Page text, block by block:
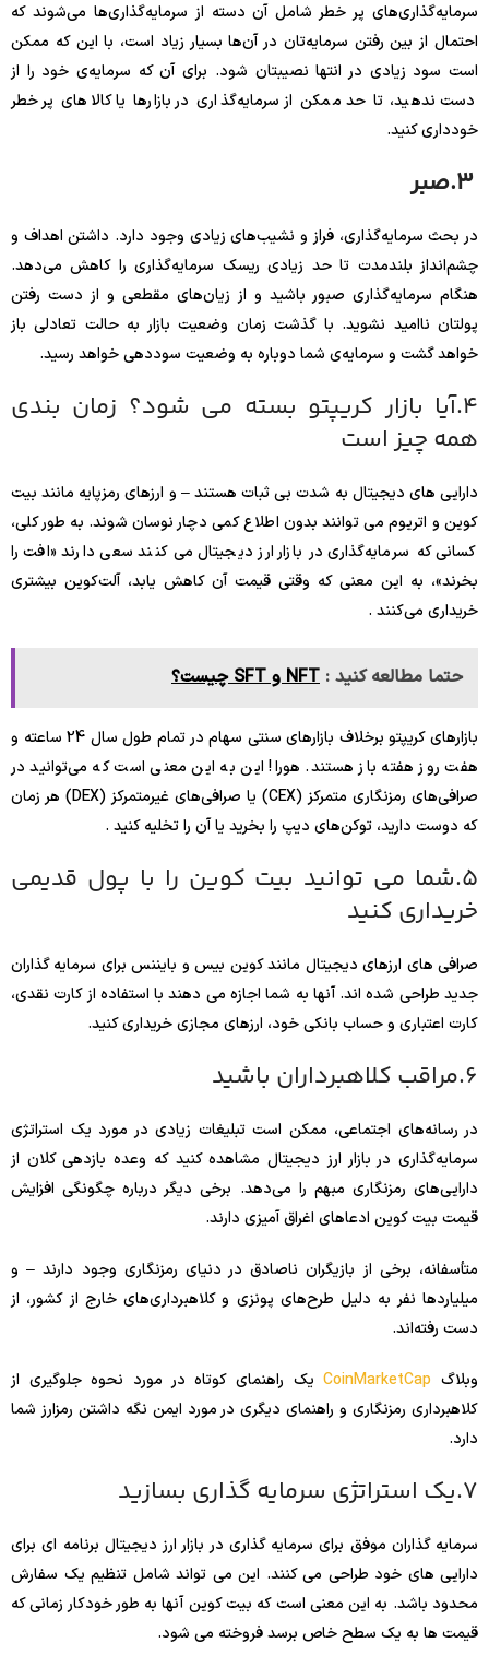
سرمایه‌گذاری‌های پر خطر شامل آن دسته از سرمایه‌گذاری‌ها می‌شوند که
احتمال از بین رفتن سرمایه‌تان در آن‌ها بسیار زیاد است، با این که ممکن
است سود زیادی در انتها نصیبتان شود. برای آن که سرمایه‌ی خود را از
دست ندهید، تا حد ممکن از سرمایه‌گذاری در بازارها یا کالاهای پر خطر
خودداری کنید.
صبر
در بحث سرمایه‌گذاری، فراز و نشیب‌های زیادی وجود دارد. داشتن اهداف و
چشم‌انداز بلندمدت تا حد زیادی ریسک سرمایه‌گذاری را کاهش می‌دهد.
هنگام سرمایه‌گذاری صبور باشید و از زیان‌های مقطعی و از دست رفتن
پولتان ناامید نشوید. با گذشت زمان وضعیت بازار به حالت تعادلی باز
خواهد گشت و سرمایه‌ی شما دوباره به وضعیت سوددهی خواهد رسید.
4.آیا بازار کریپتو بسته می شود؟ زمان بندی
همه چیز است
دارایی های دیجیتال به شدت بی ثبات هستند – و ارزهای رمزپایه مانند بیت
کوین و اتریوم می توانند بدون اطلاع کمی دچار نوسان شوند. به طور کلی،
کسانی که سرمایه‌گذاری در بازار ارز دیجیتال می کنند سعی دارند «افت را
بخرند»، به این معنی که وقتی قیمت آن کاهش یابد، آلت‌کوین بیشتری
خریداری می‌کنند .
حتما مطالعه کنید : NFT و SFT چیست؟
بازارهای کریپتو برخلاف بازارهای سنتی سهام در تمام طول سال 24 ساعته و
هفت روز هفته باز هستند. هورا! این به این معنی است که می‌توانید در
صرافی‌های رمزنگاری متمرکز (CEX) یا صرافی‌های غیرمتمرکز (DEX) هر زمان
که دوست دارید، توکن‌های دیپ را بخرید یا آن را تخلیه کنید .
5.شما می توانید بیت کوین را با پول قدیمی
خریداری کنید
صرافی های ارزهای دیجیتال مانند کوین بیس و بایننس برای سرمایه گذاران
جدید طراحی شده اند. آنها به شما اجازه می دهند با استفاده از کارت نقدی،
کارت اعتباری و حساب بانکی خود، ارزهای مجازی خریداری کنید.
6.مراقب کلاهبرداران باشید
در رسانه‌های اجتماعی، ممکن است تبلیغات زیادی در مورد یک استراتژی
سرمایه‌گذاری در بازار ارز دیجیتال مشاهده کنید که وعده بازدهی کلان از
دارایی‌های رمزنگاری مبهم را می‌دهد. برخی دیگر درباره چگونگی افزایش
قیمت بیت کوین ادعاهای اغراق آمیزی دارند.
متأسفانه، برخی از بازیگران ناصادق در دنیای رمزنگاری وجود دارند – و
میلیاردها نفر به دلیل طرح‌های پونزی و کلاهبرداری‌های خارج از کشور، از
دست رفته‌اند.
وبلاگ CoinMarketCapیک راهنمای کوتاه در مورد نحوه جلوگیری از
کلاهبرداری رمزنگاری و راهنمای دیگری در مورد ایمن نگه داشتن رمزارز شما
دارد.
7.یک استراتژی سرمایه گذاری بسازید
سرمایه گذاران موفق برای سرمایه گذاری در بازار ارز دیجیتال برنامه ای برای
دارایی های خود طراحی می کنند. این می تواند شامل تنظیم یک سفارش
محدود باشد. به این معنی است که بیت کوین آنها به طور خودکار زمانی که
قیمت ها به یک سطح خاص برسد فروخته می شود.